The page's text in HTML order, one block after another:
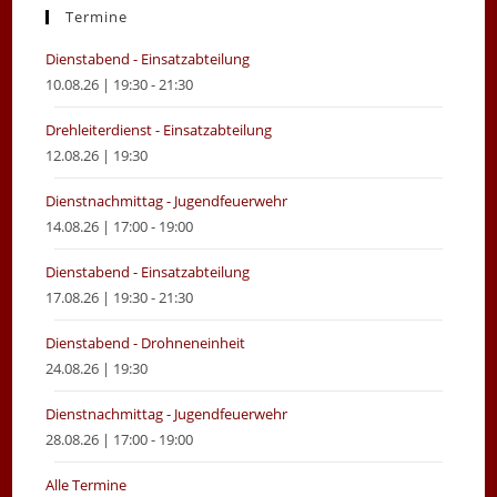
new
new
Termine
Dienstabend - Einsatzabteilung
10.08.26 | 19:30 - 21:30
Drehleiterdienst - Einsatzabteilung
12.08.26 | 19:30
Dienstnachmittag - Jugendfeuerwehr
14.08.26 | 17:00 - 19:00
Dienstabend - Einsatzabteilung
17.08.26 | 19:30 - 21:30
Dienstabend - Drohneneinheit
24.08.26 | 19:30
Dienstnachmittag - Jugendfeuerwehr
28.08.26 | 17:00 - 19:00
Alle Termine